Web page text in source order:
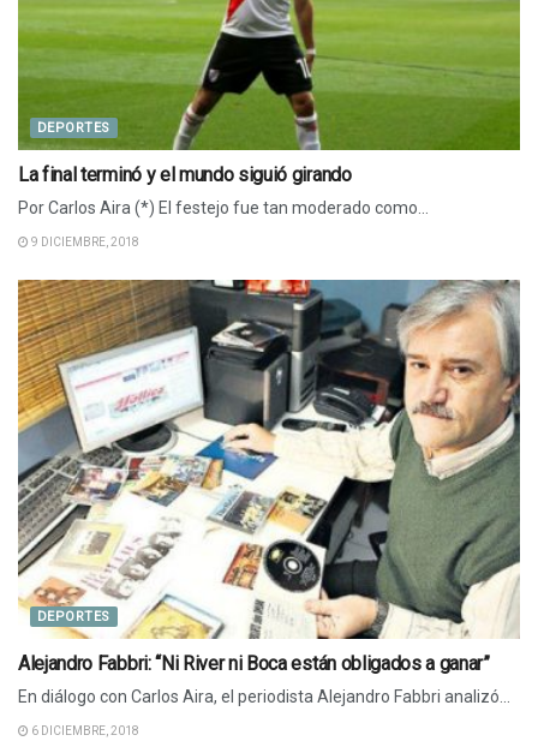
DEPORTES
La final terminó y el mundo siguió girando
Por Carlos Aira (*) El festejo fue tan moderado como...
9 DICIEMBRE, 2018
DEPORTES
Alejandro Fabbri: “Ni River ni Boca están obligados a ganar”
En diálogo con Carlos Aira, el periodista Alejandro Fabbri analizó...
6 DICIEMBRE, 2018